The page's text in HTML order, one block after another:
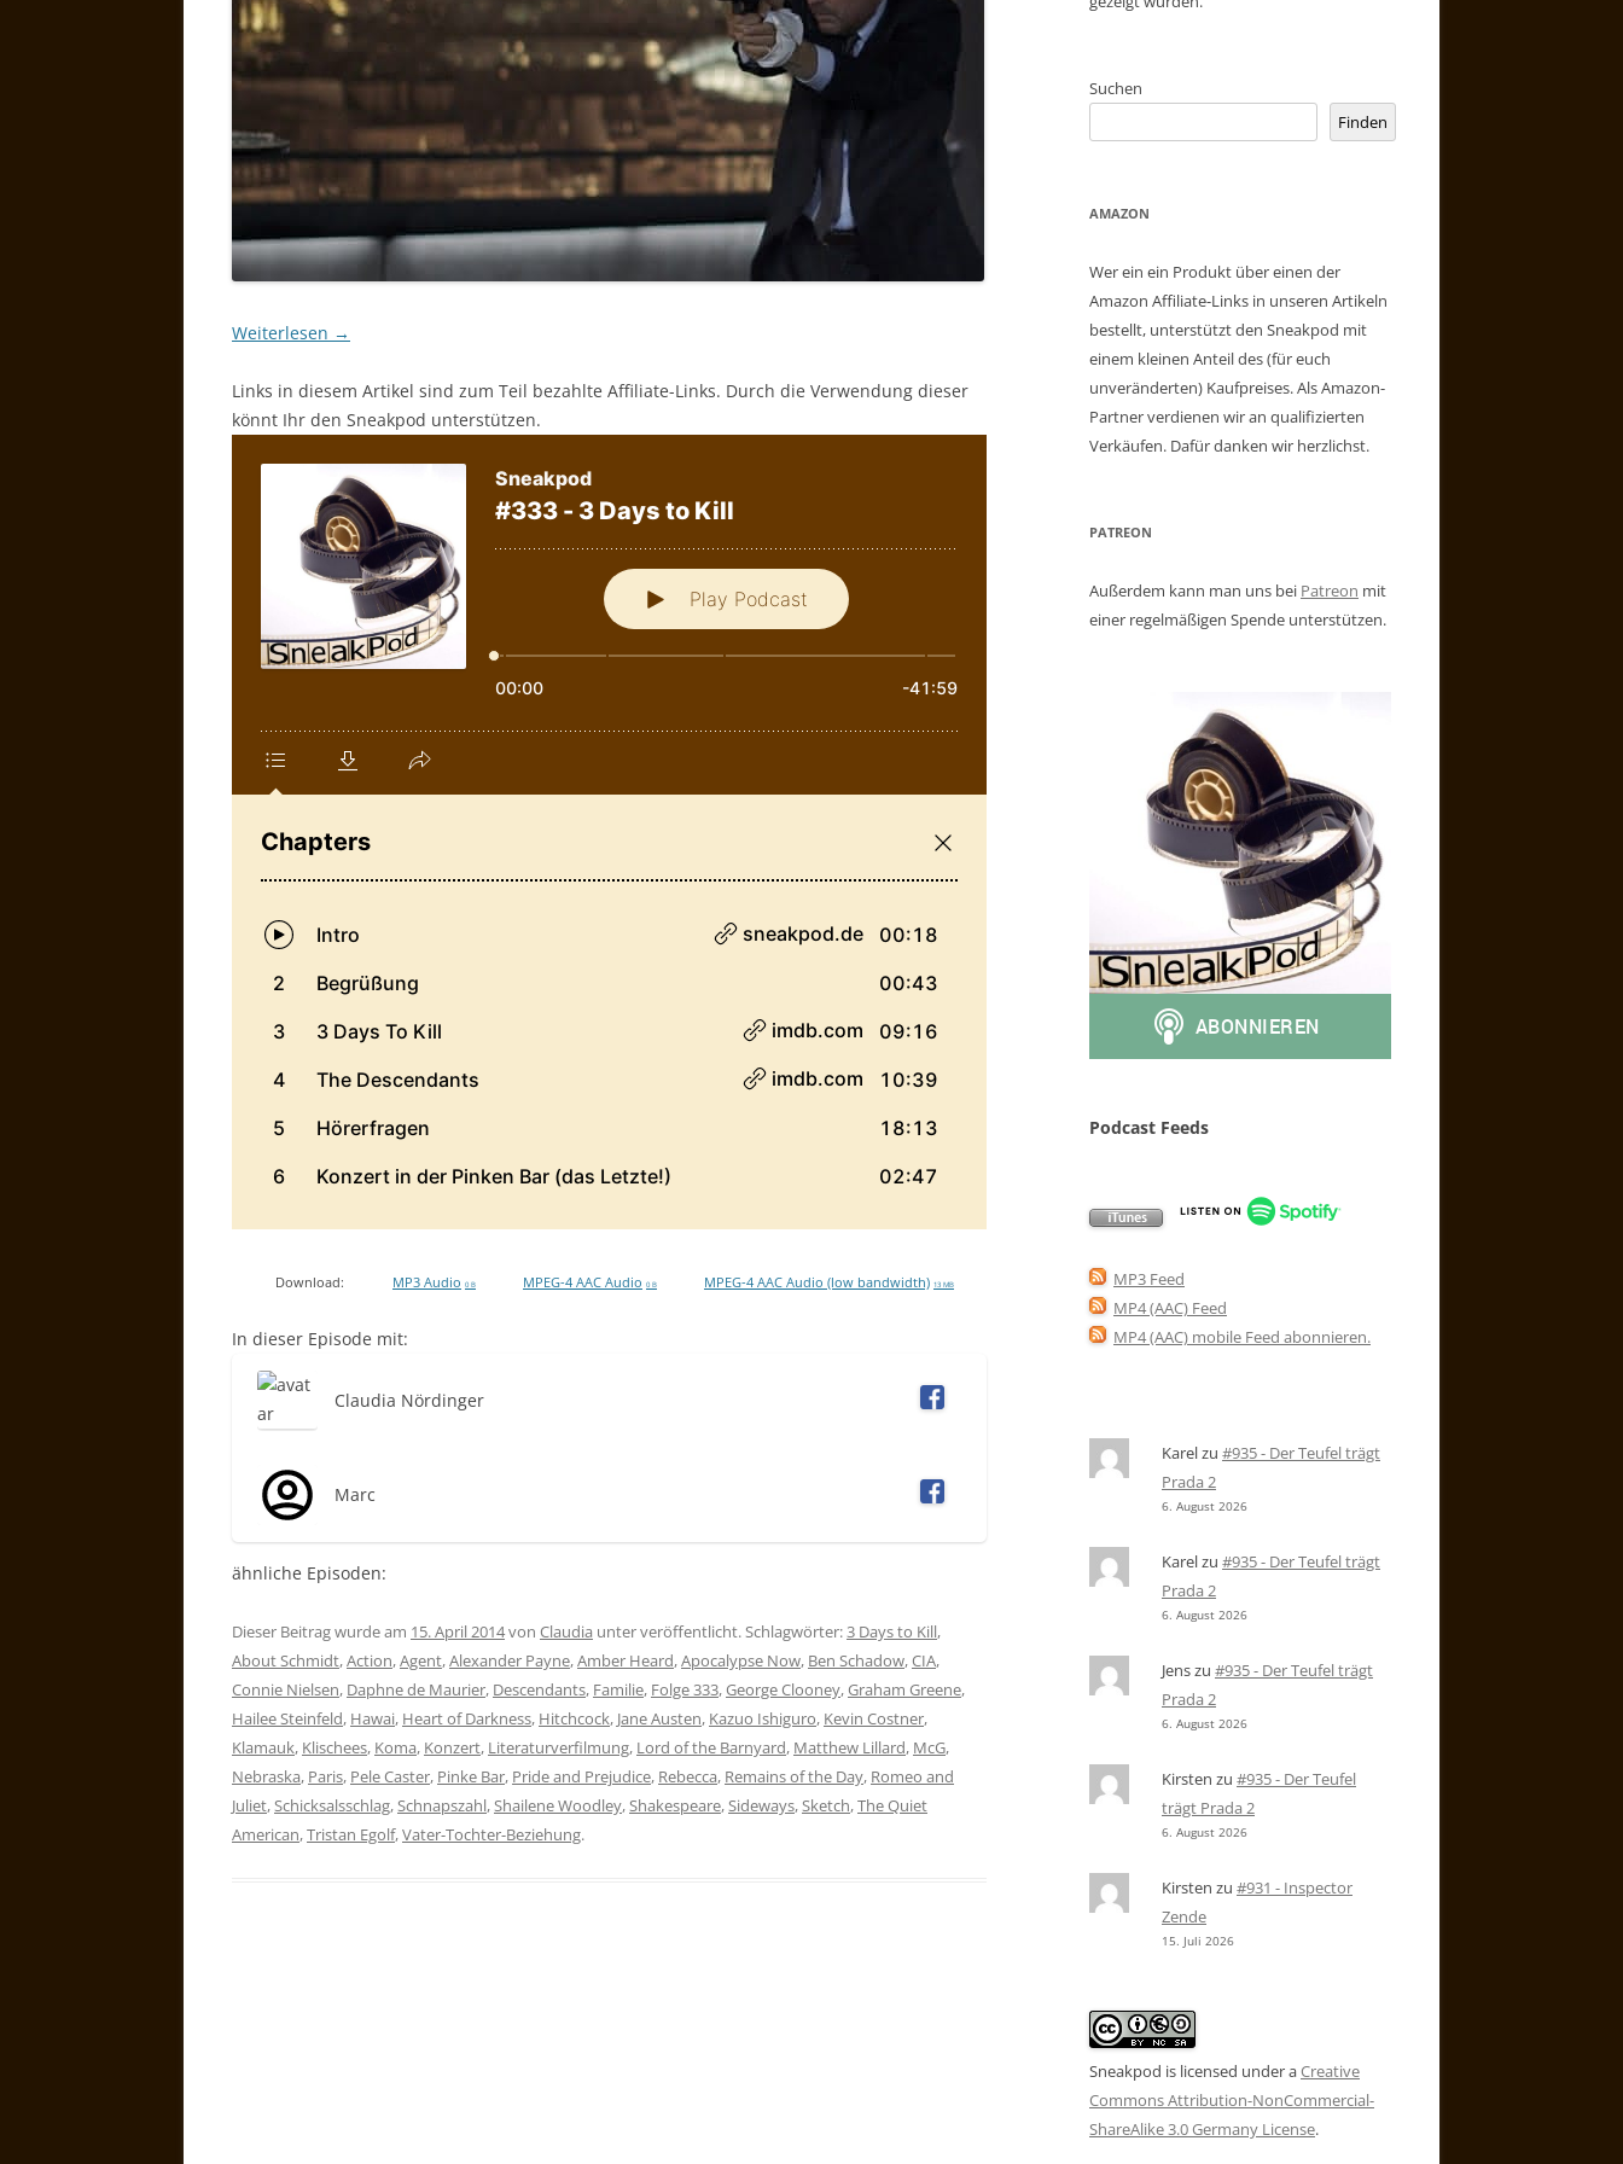
Weiterlesen →
Links in diesem Artikel sind zum Teil bezahlte Affiliate-Links. Durch die Verwendung dieser
könnt Ihr den Sneakpod unterstützen.
Download: MP3 Audio 0 B MPEG-4 AAC Audio 0 B MPEG-4 AAC Audio (low bandwidth) 13 MB
In dieser Episode mit:
Claudia Nördinger
Marc
ähnliche Episoden:
Dieser Beitrag wurde am 15. April 2014von Claudia unter veröffentlicht. Schlagwörter:3 Days to Kill,
About Schmidt,Action,Agent,Alexander Payne,Amber Heard,Apocalypse Now, Ben Schadow,CIA,
Connie Nielsen, Daphne de Maurier, Descendants, Familie, Folge 333,George Clooney,Graham Greene,
Hailee Steinfeld, Hawai, Heart of Darkness, Hitchcock, Jane Austen, Kazuo Ishiguro, Kevin Costner,
Klamauk, Klischees, Koma, Konzert, Literaturverfilmung, Lord of the Barnyard, Matthew Lillard, McG,
Nebraska, Paris, Pele Caster, Pinke Bar, Pride and Prejudice, Rebecca, Remains of the Day, Romeo and
Juliet,Schicksalsschlag,Schnapszahl,Shailene Woodley,Shakespeare,Sideways,Sketch,The Quiet
American,Tristan Egolf,Vater-Tochter-Beziehung.
Suchen
Finden
AMAZON
Wer ein ein Produkt über einen der
Amazon Affiliate-Links in unseren Artikeln
bestellt, unterstützt den Sneakpod mit
einem kleinen Anteil des (für euch
unveränderten) Kaufpreises. Als Amazon-
Partner verdienen wir an qualifizierten
Verkäufen. Dafür danken wir herzlichst.
PATREON
Außerdem kann man uns bei Patreon mit
einer regelmäßigen Spende unterstützen.
Podcast Feeds
MP3 Feed
MP4 (AAC) Feed
MP4 (AAC) mobile Feed abonnieren.
Karelzu #935 - Der Teufel trägt
Prada 2
6. August 2026
Karelzu #935 - Der Teufel trägt
Prada 2
6. August 2026
Jenszu #935 - Der Teufel trägt
Prada 2
6. August 2026
Kirsten zu #935 - Der Teufel
trägt Prada 2
6. August 2026
Kirsten zu #931 - Inspector
Zende
15. Juli 2026
Sneakpod is licensed under aCreative
Commons Attribution-NonCommercial-
ShareAlike 3.0 Germany License.